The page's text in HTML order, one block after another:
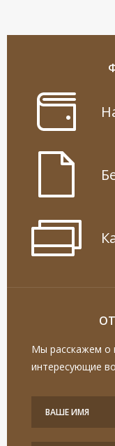
Мы расскажем о
интересующие